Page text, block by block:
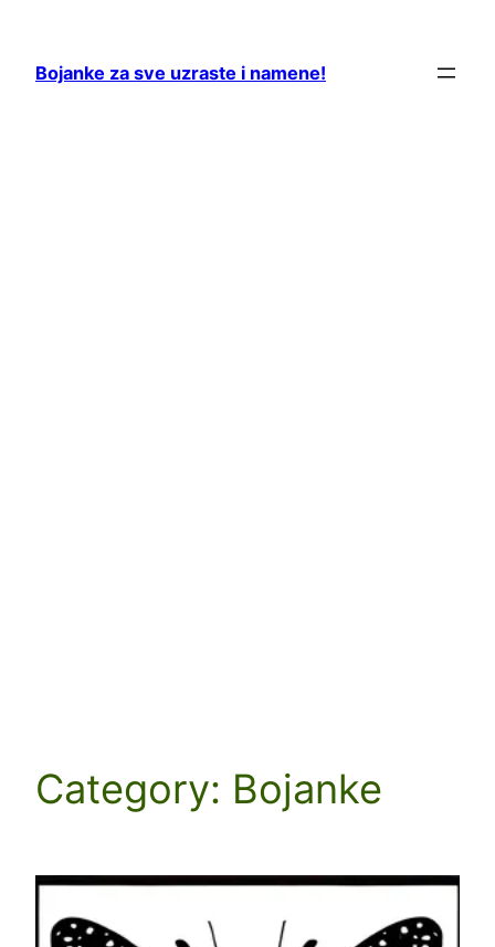
content
Bojanke za sve uzraste i namene!
Category: Bojanke